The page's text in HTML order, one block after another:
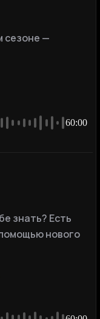
сезоне —
60:00
знать? Есть
нового